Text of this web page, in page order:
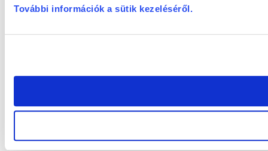
További információk a sütik kezeléséről.